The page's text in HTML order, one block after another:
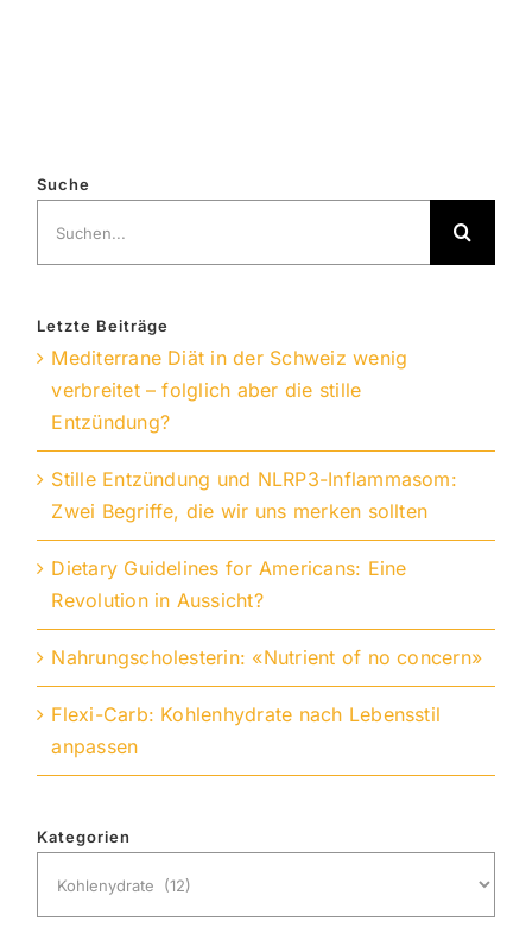
Suche
nach:
Letzte Beiträge
Mediterrane Diät in der Schweiz wenig
verbreitet – folglich aber die stille
Entzündung?
Stille Entzündung und NLRP3-Inflammasom:
Zwei Begriffe, die wir uns merken sollten
Dietary Guidelines for Americans: Eine
Revolution in Aussicht?
Nahrungscholesterin: «Nutrient of no concern»
Flexi-Carb: Kohlenhydrate nach Lebensstil
anpassen
Kategorien